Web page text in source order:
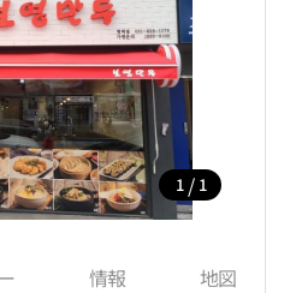
1 / 1
情報 地図